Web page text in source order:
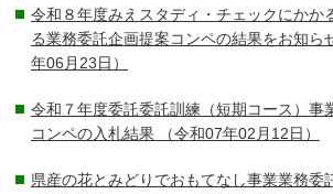
令和８年度みえスタディ・チェックにかか
る業務委託企画提案コンペの結果をお知ら
年06月23日）
令和７年度委託委託訓練（短期コース）事
コンペの入札結果 （令和07年02月12日）
県産の花とみどりでおもてなし事業業務委